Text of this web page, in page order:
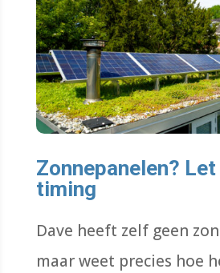
Zonnepanelen?
timing
Dave heeft zelf geen
maar weet precies hoe